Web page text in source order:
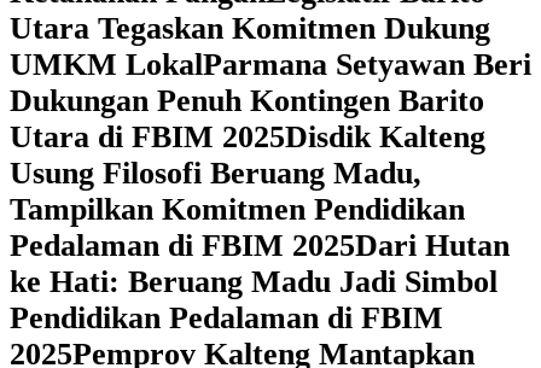
Utara Tegaskan Komitmen Dukung
UMKM LokalParmana Setyawan Beri
Dukungan Penuh Kontingen Barito
Utara di FBIM 2025Disdik Kalteng
Usung Filosofi Beruang Madu,
Tampilkan Komitmen Pendidikan
Pedalaman di FBIM 2025‎Dari Hutan
ke Hati: Beruang Madu Jadi Simbol
Pendidikan Pedalaman di FBIM
2025‎Pemprov Kalteng Mantapkan